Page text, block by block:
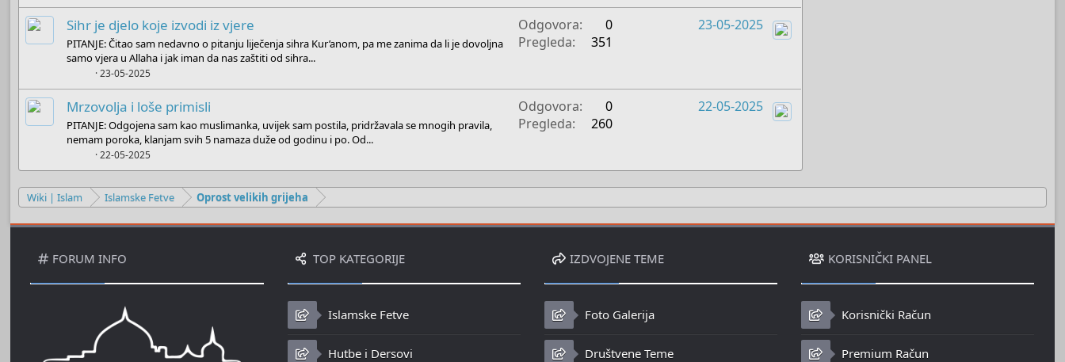
Sihr je djelo koje izvodi iz vjere
PITANJE: Čitao sam nedavno o pitanju liječenja sihra Kur’anom, pa me zanima da li je dovoljna
samo vjera u Allaha i jak iman da nas zaštiti od sihra...
23-05-2025
Odgovora
0
Pregleda
351
23-05-2025
Mrzovolja i loše primisli
PITANJE: Odgojena sam kao muslimanka, uvijek sam postila, pridržavala se mnogih pravila,
nemam poroka, klanjam svih 5 namaza duže od godinu i po. Od...
22-05-2025
Odgovora
0
Pregleda
260
22-05-2025
Wiki | Islam Islamske Fetve Oprost velikih grijeha
FORUM INFO TOP KATEGORIJE
Islamske Fetve
Hutbe i Dersovi
IZDVOJENE TEME
Foto Galerija
Društvene Teme
KORISNIČKI PANEL
Korisnički Račun
Premium Račun